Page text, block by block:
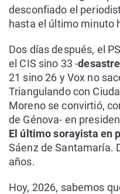
desconfiado el
hasta el último minuto
Dos días después, el
el CIS sino 33 -
21 sino 26 y Vox no
Triangulando con
Moreno se convirtió,
de Génova- en
El último sorayista en
Sáenz de Santamaría.
años.
Hoy, 2026, sabemos